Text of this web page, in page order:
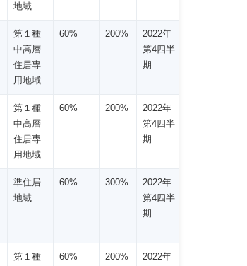
地域
第１種
中高層
住居専
用地域
60% 200%
2022年
第4四半
期
第１種
中高層
住居専
用地域
60% 200%
2022年
第4四半
期
準住居
地域
60% 300%
2022年
第4四半
期
第１種
60% 200%
2022年